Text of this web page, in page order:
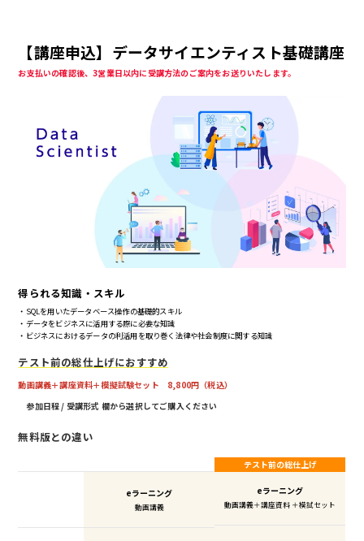
【講座申込】データサイエンティスト基礎講座
お支払いの確認後、3営業日以内に受講方法のご案内をお送りいたします。
得られる知識・スキル
・SQLを用いたデータベース操作の基礎的スキル
・データをビジネスに活用する際に必要な知識
・ビジネスにおけるデータの利活用を取り巻く法律や社会制度に関する知識
テスト前の総仕上げにおすすめ
動画講義＋講座資料＋模擬試験セット 8,800円（税込）
参加日程 / 受講形式 欄から選択してご購入ください
無料版との違い
テスト前の総仕上げ
eラーニング
動画講義
eラーニング
動画講義＋講座資料 ＋模試セット